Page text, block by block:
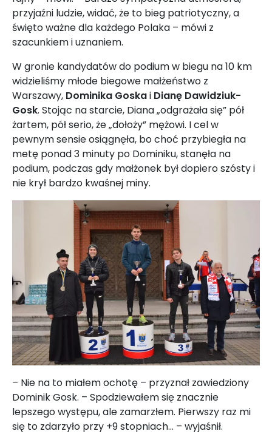
przyjaźni ludzie, widać, że to bieg patriotyczny, a
święto ważne dla każdego Polaka – mówi z
szacunkiem i uznaniem.
W gronie kandydatów do podium w biegu na 10 km
widzieliśmy młode biegowe małżeństwo z
Warszawy, Dominika Goskai Dianę Dawidziuk-
Gosk. Stojąc na starcie, Diana „odgrażała się” pół
żartem, pół serio, że „dołoży” mężowi. I cel w
pewnym sensie osiągnęła, bo choć przybiegła na
metę ponad 3 minuty po Dominiku, stanęła na
podium, podczas gdy małżonek był dopiero szósty i
nie krył bardzo kwaśnej miny.
– Nie na to miałem ochotę – przyznał zawiedziony
Dominik Gosk. – Spodziewałem się znacznie
lepszego występu, ale zamarzłem. Pierwszy raz mi
się to zdarzyło przy +9 stopniach... – wyjaśnił.